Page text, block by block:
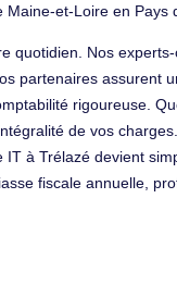
et-Loire en Pays
quotidien. Nos
partenaires
rigoureuse.
de vos
à Trélazé devient
fiscale annuelle,